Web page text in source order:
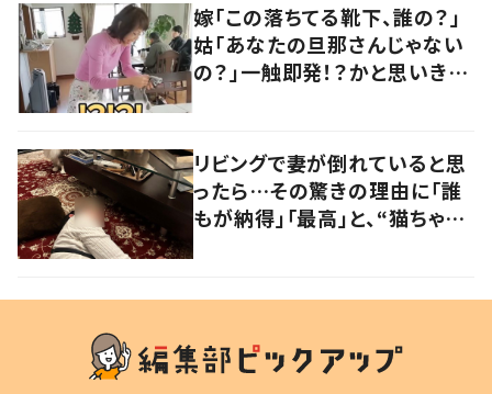
嫁「この落ちてる靴下、誰の？」
姑「あなたの旦那さんじゃない
の？」一触即発！？かと思いき
リビングで妻が倒れていると思
ったら…その驚きの理由に「誰
もが納得」「最高」と、“猫ちゃん